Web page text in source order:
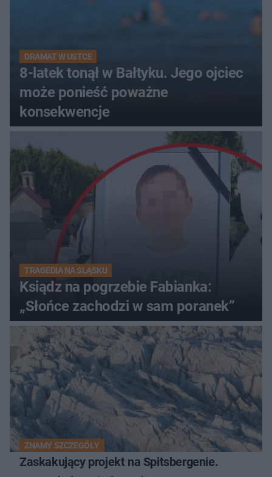
DRAMAT W USTCE
8-latek tonął w Bałtyku. Jego ojciec
może ponieść poważne
konsekwencje
TRAGEDIA NA ŚLĄSKU
Ksiądz na pogrzebie Fabianka:
„Słońce zachodzi w sam poranek”
ZNAMY SZCZEGÓŁY
Zaskakujący projekt na Spitsbergenie.